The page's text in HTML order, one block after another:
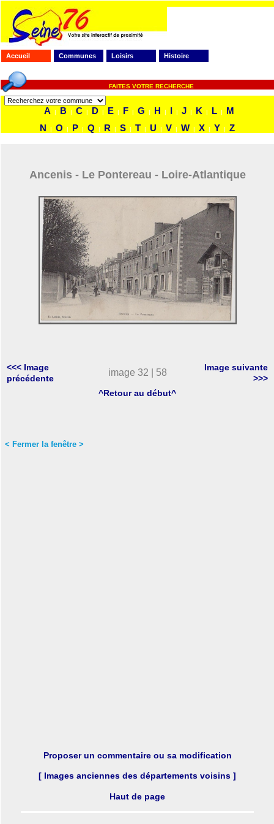
Accueil Communes Loisirs Histoire
FAITES VOTRE RECHERCHE
A | B | C | D | E | F | G | H | I | J | K | L |
M
N
| O | P | Q | R | S | T | U | V | W | X | Y | Z
Ancenis - Le Pontereau - Loire-Atlantique
<<< Image
précédente
image 32 | 58
Image suivante
>>>
^Retour au début^
< Fermer la fenêtre >
Proposer un commentaire ou sa modification
[ Images anciennes des départements voisins ]
Haut de page